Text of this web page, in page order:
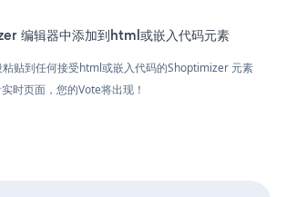
编辑器中添加到html或嵌入代码元素
贴到任何接受html或嵌入代码的Shoptimizer 元素
时页面，您的Vote将出现！